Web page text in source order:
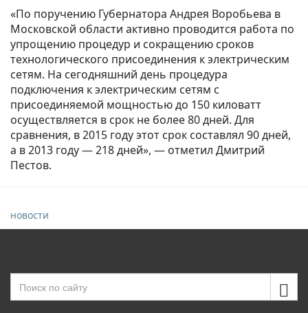
«По поручению Губернатора Андрея Воробьева в
Московской области активно проводится работа по
упрощению процедур и сокращению сроков
технологического присоединения к электрическим
сетям. На сегодняшний день процедура
подключения к электрическим сетям с
присоединяемой мощностью до 150 киловатт
осуществляется в срок не более 80 дней. Для
сравнения, в 2015 году этот срок составлял 90 дней,
а в 2013 году — 218 дней», — отметил Дмитрий
Пестов.
новости